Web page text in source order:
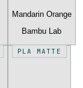
Mandarin Orange
Bambu Lab
PLA MATTE